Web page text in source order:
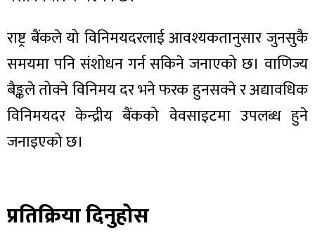
राष्ट्र बैंकले यो विनिमयदरलाई आवश्यकतानुसार जुनसुकै
समयमा पनि संशोधन गर्न सकिने जनाएको छ। वाणिज्य
बैङ्कले तोक्ने विनिमय दर भने फरक हुनसक्ने र अद्यावधिक
विनिमयदर केन्द्रीय बैंकको वेवसाइटमा उपलब्ध हुने
जनाइएको छ।
प्रतिक्रिया दिनुहोस